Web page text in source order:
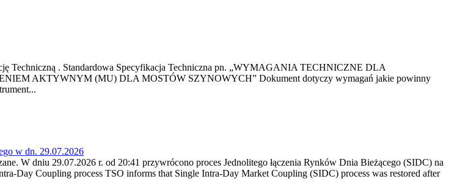
Techniczną . Standardowa Specyfikacja Techniczna pn. „WYMAGANIA TECHNICZNE DLA
AKTYWNYM (MU) DLA MOSTÓW SZYNOWYCH” Dokument dotyczy wymagań jakie powinny
w dn. 29.07.2026
W dniu 29.07.2026 r. od 20:41 przywrócono proces Jednolitego łączenia Rynków Dnia Bieżącego (SIDC) na
Day Coupling process TSO informs that Single Intra-Day Market Coupling (SIDC) process was restored after